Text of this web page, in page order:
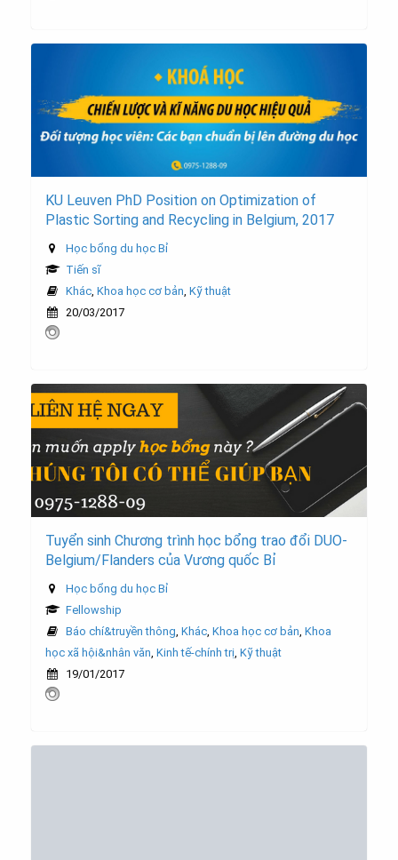
KU Leuven PhD Position on Optimization of
Plastic Sorting and Recycling in Belgium, 2017
Học bổng du học Bỉ
Tiến sĩ
Khác, Khoa học cơ bản, Kỹ thuật
20/03/2017
Tuyển sinh Chương trình học bổng trao đổi DUO-
Belgium/Flanders của Vương quốc Bỉ
Học bổng du học Bỉ
Fellowship
Báo chí&truyền thông, Khác, Khoa học cơ bản, Khoa
học xã hội&nhân văn, Kinh tế-chính trị, Kỹ thuật
19/01/2017